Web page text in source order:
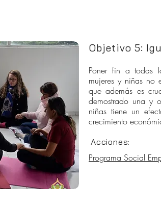
Objetivo 5:
Poner fin a todas
mujeres y niñas no
que además es
demostrado una y
niñas tiene un
crecimiento
Acciones:
Programa Social